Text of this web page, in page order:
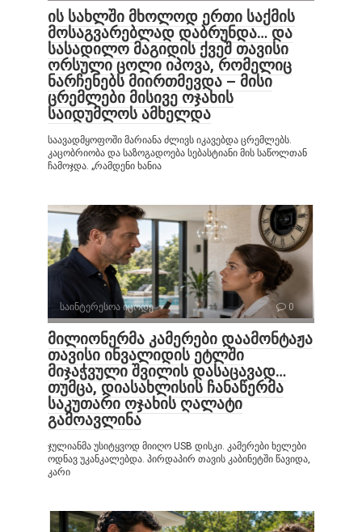
ის სახლში მხოლოდ ერთი საქმის
მოსაგვარებლად დაბრუნდა… და
სასადილო მაგიდის ქვეშ თავისი
ორსული ცოლი იპოვა, რომელიც
ნარჩენებს მიირთმევდა – მისი
ცრემლები მისივე ოჯახის
საიდუმლოს ამხელდა
საავადმყოფოში მარიანა ძლივს იკავებდა ცრემლებს.
კაცობრიობა და საზოგადოება სებასტიანი მის საწოლთან
ჩამოჯდა. „რამდენი ხანია
საინტერესოა იცოდე 0
მილიონერმა კამერები დაამონტაჟა
თავისი ინვალიდის ეტლში
მიჯაჭვული შვილის დასაცავად…
თუმცა, დიასახლისის ჩანაწერმა
საკუთარი ოჯახის ღალატი
გამოავლინა
ჯულიანმა უსიტყვოდ მიიღო USB დისკი. კამერები ხელები
ოდნავ უკანკალებდა. პირდაპირ თავის კაბინეტში წავიდა,
კარი